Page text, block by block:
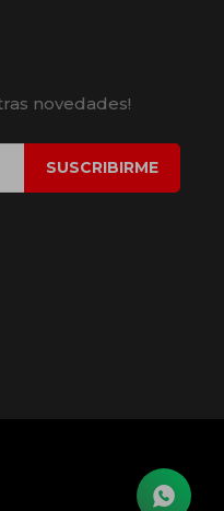
novedades!
SUSCRIBIRME